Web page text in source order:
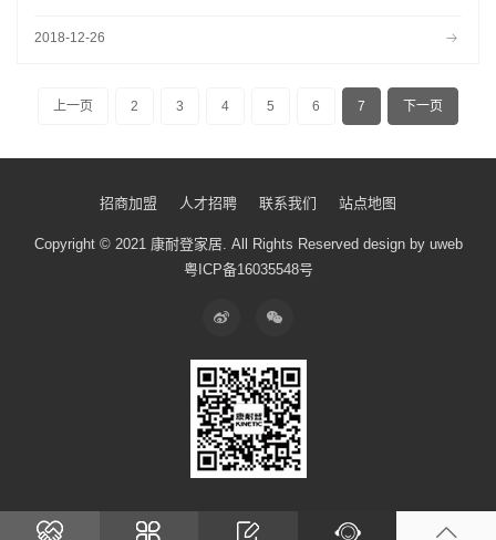
2018-12-26
上一页 2 3 4 5 6 7 下一页
招商加盟 人才招聘 联系我们 站点地图
Copyright © 2021 康耐登家居. All Rights Reserved design by uweb
粤ICP备16035548号